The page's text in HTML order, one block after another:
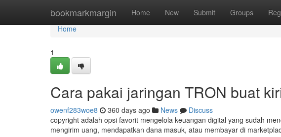
bookmarkmargin Home New Submit Groups
Home
Home
1
Cara pakai jaringan TRON buat
owenf283woe8 360 days ago News
Discuss
copyright adalah opsi favorit mengelola keuangan digital yang sudah
mengirim uang, mendapatkan dana masuk, atau membayar di